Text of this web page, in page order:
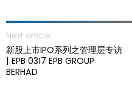
Next article
新股上市IPO系列之管理层专访
| EPB 0317 EPB GROUP
BERHAD